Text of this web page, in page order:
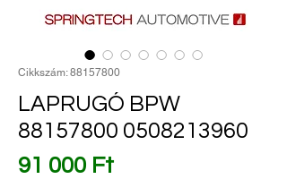
Cikkszám: 88157800
LAPRUGÓ BPW
88157800 0508213960
91 000 FtÁr